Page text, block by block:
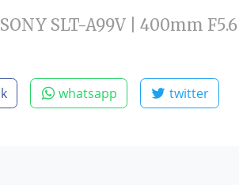
SONY SLT-A99V | 400mm
whatsapp twitter